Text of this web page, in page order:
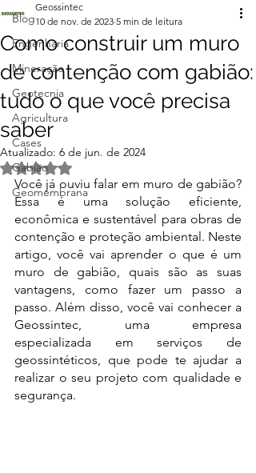
Blog
Engenharia
Mineração
Geotecnia
Agricultura
Cases
Gabião
Geomembrana
Como construir um muro
de contenção com gabião:
tudo o que você precisa
saber
Geossintec
10 de nov. de 2023 5 min de leitura
Atualizado: 6 de jun. de 2024
Avaliado com NaN de 5 estrelas.
Você já ouviu falar em muro de gabião?
Essa é uma solução eficiente,
econômica e sustentável para obras de
contenção e proteção ambiental. Neste
artigo, você vai aprender o que é um
muro de gabião, quais são as suas
vantagens, como fazer um passo a
passo. Além disso, você vai conhecer a
Geossintec, uma empresa
especializada em serviços de
geossintéticos, que pode te ajudar a
realizar o seu projeto com qualidade e
segurança.